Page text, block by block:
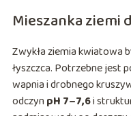
Mieszanka ziemi
Zwykła ziemia kwiatowa
łyszczca. Potrzebne jest
wapnia i drobnego
odczynpH 7–7,6i